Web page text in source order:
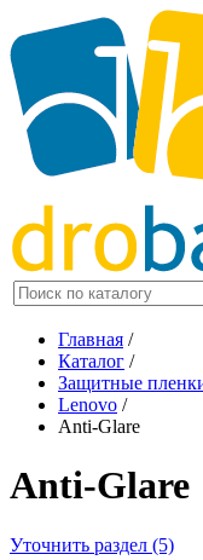
Главная /
Каталог /
Защитные
Lenovo /
Anti-Glare
Anti-Glare
Уточнить раздел (5)